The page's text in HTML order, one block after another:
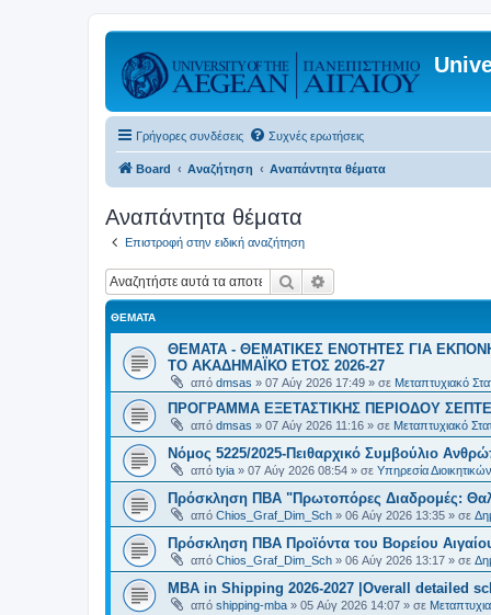
Γρήγορες συνδέσεις Συχνές ερωτήσεις
Board Αναζήτηση Αναπάντητα θέματα
Αναπάντητα θέματα
Επιστροφή στην ειδική αναζήτηση
Αναζήτηση
ΘΈΜΑΤΑ
ΘΕΜΑΤΑ - ΘΕΜΑΤΙΚΕΣ ΕΝΟΤΗΤΕΣ ΓΙΑ
ΤΟ ΑΚΑΔΗΜΑΪΚΟ ΕΤΟΣ 2026-27
από dmsas » 07 Αύγ 2026 17:49 » σε Μεταπτυχιακό
ΠΡΟΓΡΑΜΜΑ ΕΞΕΤΑΣΤΙΚΗΣ ΠΕΡΙΟΔΟΥ
από dmsas » 07 Αύγ 2026 11:16 » σε Μεταπτυχιακό
Νόμος 5225/2025-Πειθαρχικό Συμβούλιο
από tyia » 07 Αύγ 2026 08:54 » σε Υπηρεσία
Πρόσκληση ΠΒΑ "Πρωτοπόρες Διαδρομές:
από Chios_Graf_Dim_Sch » 06 Αύγ 2026 13:35 » σε
Πρόσκληση ΠΒΑ Προϊόντα του Βορείου
από Chios_Graf_Dim_Sch » 06 Αύγ 2026 13:17 » σε
MBA in Shipping 2026-2027 |Overall detailed
από shipping-mba » 05 Αύγ 2026 14:07 » σε